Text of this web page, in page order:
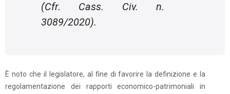
(Cfr. Cass. Civ. n.
3089/2020).
È noto che il legislatore, al fine di favorire la definizione e la
regolamentazione dei rapporti economico-patrimoniali in